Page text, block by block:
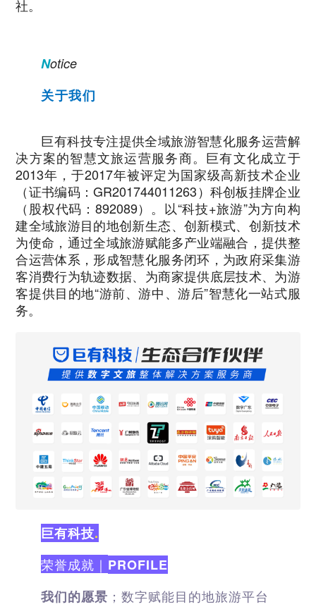
社。
Notice
关于我们
巨有科技专注提供全域旅游智慧化服务运营解
决方案的智慧文旅运营服务商。巨有文化成立于
2013年，于2017年被评定为国家级高新技术企业
（证书编码：GR201744011263）科创板挂牌企业
（股权代码：892089）。以“科技+旅游”为方向构
建全域旅游目的地创新生态、创新模式、创新技术
为使命，通过全域旅游赋能多产业端融合，提供整
合运营体系，形成智慧化服务闭环，为政府采集游
客消费行为轨迹数据、为商家提供底层技术、为游
客提供目的地“游前、游中、游后”智慧化一站式服
务。
巨有科技.
荣誉成就｜ PROFILE
我们的愿景 ；数字赋能目的地旅游平台